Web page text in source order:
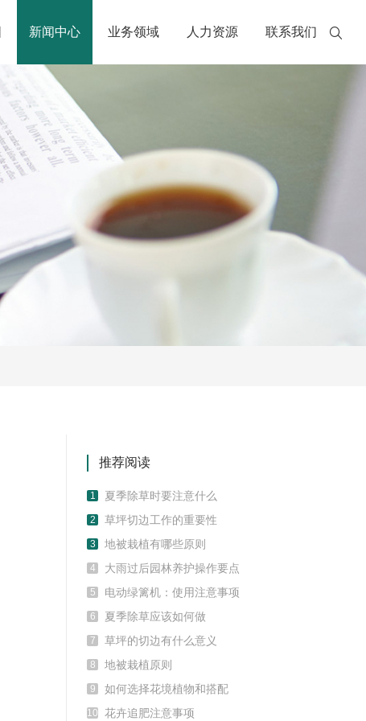
新闻中心 业务领域 人力资源 联系我们
推荐阅读
1 夏季除草时要注意什么
2 草坪切边工作的重要性
3 地被栽植有哪些原则
4 大雨过后园林养护操作要点
5 电动绿篱机：使用注意事项
6 夏季除草应该如何做
7 草坪的切边有什么意义
8 地被栽植原则
9 如何选择花境植物和搭配
10 花卉追肥注意事项